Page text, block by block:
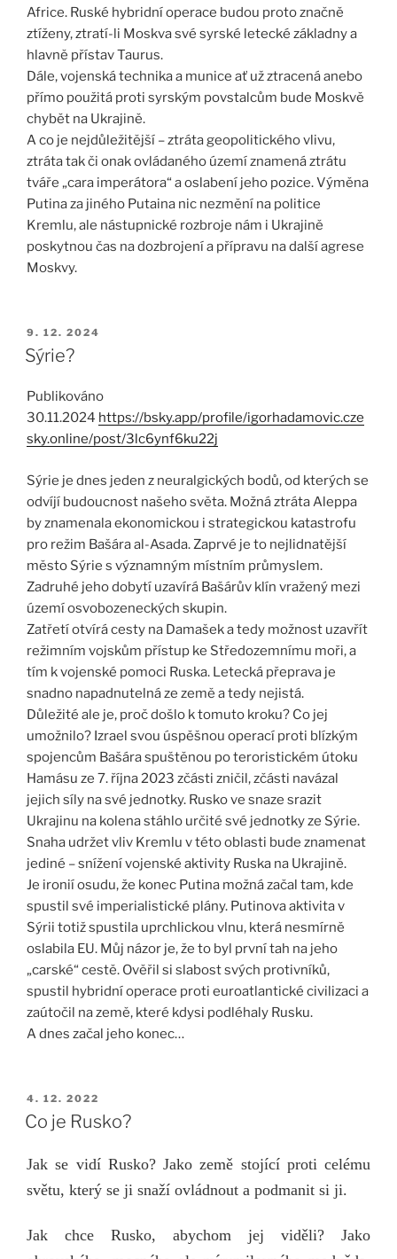
Africe. Ruské hybridní operace budou proto značně
ztíženy, ztratí-li Moskva své syrské letecké základny a
hlavně přístav Taurus.
Dále, vojenská technika a munice ať už ztracená anebo
přímo použitá proti syrským povstalcům bude Moskvě
chybět na Ukrajině.
A co je nejdůležitější – ztráta geopolitického vlivu,
ztráta tak či onak ovládaného území znamená ztrátu
tváře „cara imperátora“ a oslabení jeho pozice. Výměna
Putina za jiného Putaina nic nezmění na politice
Kremlu, ale nástupnické rozbroje nám i Ukrajině
poskytnou čas na dozbrojení a přípravu na další agrese
Moskvy.
PUBLIKOVÁNO
9. 12. 2024
Sýrie?
Publikováno
30.11.2024 https://bsky.app/profile/igorhadamovic.cze
sky.online/post/3lc6ynf6ku22j
Sýrie je dnes jeden z neuralgických bodů, od kterých se
odvíjí budoucnost našeho světa. Možná ztráta Aleppa
by znamenala ekonomickou i strategickou katastrofu
pro režim Bašára al-Asada. Zaprvé je to nejlidnatější
město Sýrie s významným místním průmyslem.
Zadruhé jeho dobytí uzavírá Bašárův klín vražený mezi
území osvobozeneckých skupin.
Zatřetí otvírá cesty na Damašek a tedy možnost uzavřít
režimním vojskům přístup ke Středozemnímu moři, a
tím k vojenské pomoci Ruska. Letecká přeprava je
snadno napadnutelná ze země a tedy nejistá.
Důležité ale je, proč došlo k tomuto kroku? Co jej
umožnilo? Izrael svou úspěšnou operací proti blízkým
spojencům Bašára spuštěnou po teroristickém útoku
Hamásu ze 7. října 2023 zčásti zničil, zčásti navázal
jejich síly na své jednotky. Rusko ve snaze srazit
Ukrajinu na kolena stáhlo určité své jednotky ze Sýrie.
Snaha udržet vliv Kremlu v této oblasti bude znamenat
jediné – snížení vojenské aktivity Ruska na Ukrajině.
Je ironií osudu, že konec Putina možná začal tam, kde
spustil své imperialistické plány. Putinova aktivita v
Sýrii totiž spustila uprchlickou vlnu, která nesmírně
oslabila EU. Můj názor je, že to byl první tah na jeho
„carské“ cestě. Ověřil si slabost svých protivníků,
spustil hybridní operace proti euroatlantické civilizaci a
zaútočil na země, které kdysi podléhaly Rusku.
A dnes začal jeho konec…
PUBLIKOVÁNO
4. 12. 2022
Co je Rusko?
Jak se vidí Rusko? Jako země stojící proti celému
světu, který se ji snaží ovládnout a podmanit si ji.
Jak chce Rusko, abychom jej viděli? Jako